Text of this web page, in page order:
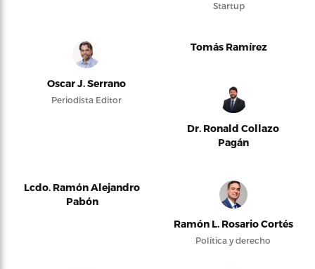
Startup
Oscar J. Serrano
Periodista Editor
Tomás Ramírez
Dr. Ronald Collazo
Pagán
Lcdo. Ramón Alejandro
Pabón
Ramón L. Rosario Cortés
Política y derecho